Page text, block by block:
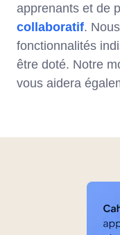
apprenants et de
collaboratif.
fonctionnalités
être doté. Notre
vous aidera